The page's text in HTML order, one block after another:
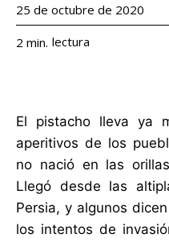
25 de octubre de 2020
2 min. lectura
El pistacho lleva ya
aperitivos de los
no nació en las
Llegó desde las
Persia, y algunos
los intentos de